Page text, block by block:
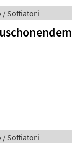
/ Soffiatori
/ Soffiatori